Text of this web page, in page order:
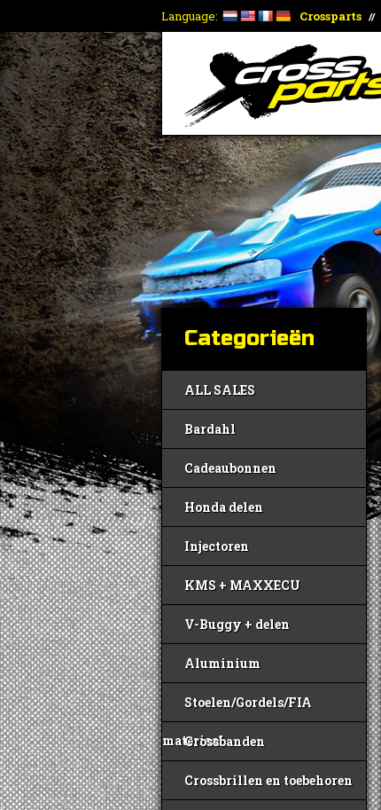
Language: Crossparts //
Categorieën
ALL SALES
Bardahl
Cadeaubonnen
Honda delen
Injectoren
KMS + MAXXECU
V-Buggy + delen
Aluminium
Stoelen/Gordels/FIA
materiaal
Crossbanden
Crossbrillen en toebehoren